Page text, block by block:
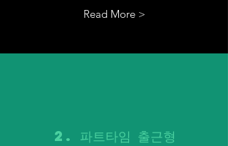
Read More >
2. 파트타임 출근형